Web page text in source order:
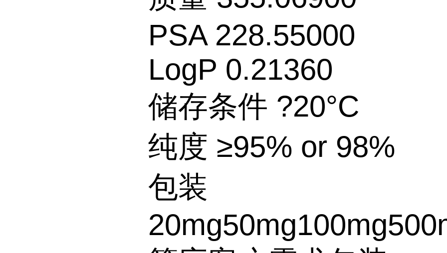
PSA 228.55000
LogP 0.21360
储存条件 ?20°C
纯度 ≥95% or 98%
包装